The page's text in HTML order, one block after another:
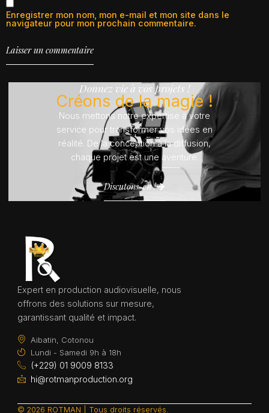
Enregistrer mon nom, mon e-mail et mon site dans le
navigateur pour mon prochain commentaire.
Donnez vie à vos projets !
Créons de la magie !
Nous mettons notre expertise à votre
service pour transformer vos idées en
réalité. De la conception à la diffusion,
chaque projet est une aventure.
Discutons-en !
Expert en production audiovisuelle, nous
offrons des solutions sur mesure,
garantissant qualité et impact.
Aibatin, Cotonou
Lundi - Samedi 9h à 18h
(+229) 01 9009 8133
hi@rotmanproduction.org
© 2026 ROTMAN | Tous droits réservés.